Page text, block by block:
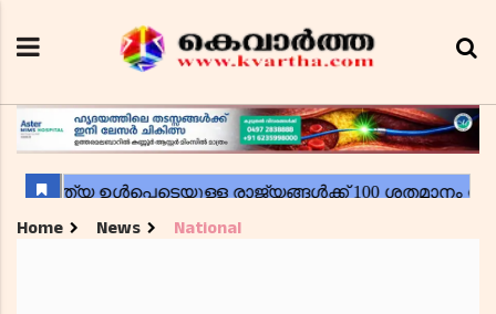
Home News National